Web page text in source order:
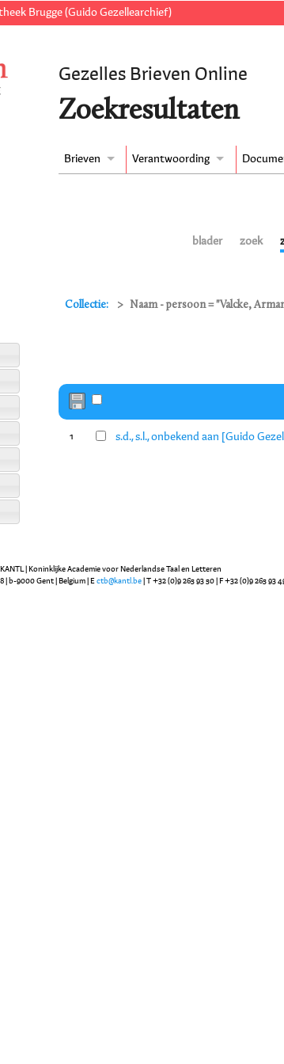
Brugge (Guido Gezellearchief)
Gezelles Brieven Online
Zoekresultaten
Brieven Verantwoording
blader zoek
Collectie: Naam - persoon = "Valcke,
1 s.d., s.l., onbekend aan [Guido
KANTL | Koninklijke Academie voor Nederlandse Taal en Letteren
| b-9000 Gent | Belgium | Ectb@kantl.be | T +32 (0)9 265 93 50 | F +32 (0)9 265 93